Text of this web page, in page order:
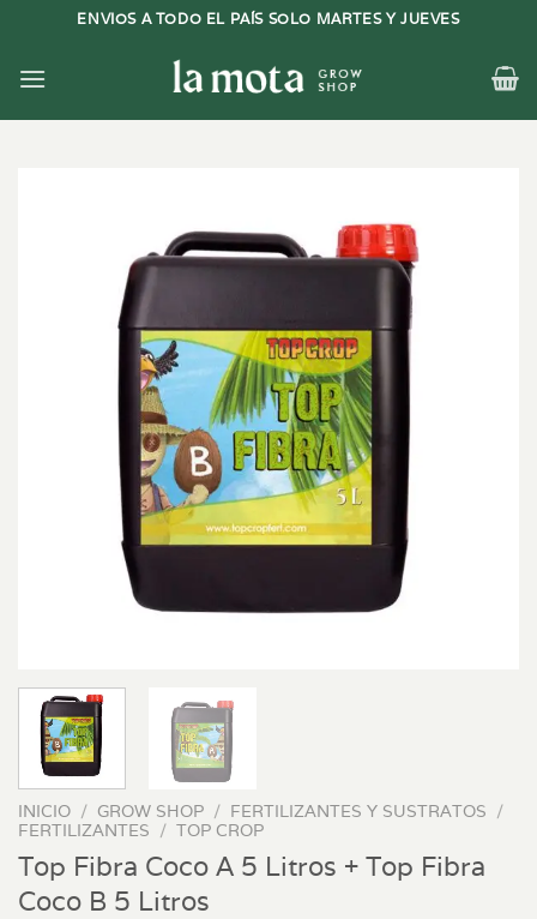
contenido
ENVIOS A TODO EL PAÍS SOLO MARTES Y JUEVES
INICIO / GROW SHOP / FERTILIZANTES Y SUSTRATOS /
FERTILIZANTES / TOP CROP
Top Fibra Coco A 5 Litros + Top Fibra
Coco B 5 Litros